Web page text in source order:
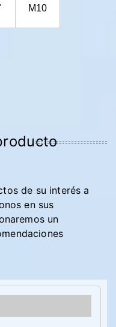
M10
de su interés a
en sus
un